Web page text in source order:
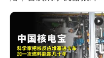
滩！传统登陆彻底终结